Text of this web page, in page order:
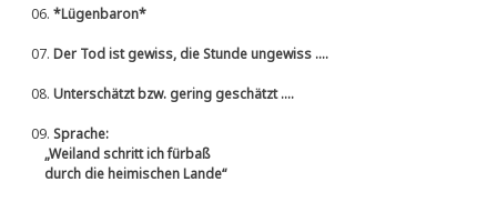
06.*Lügenbaron*
07.Der Tod ist gewiss, die Stunde ungewiss ....
08.Unterschätzt bzw. gering geschätzt ....
09.Sprache:
„Weiland schritt ich fürbaß
durch die heimischen Lande“